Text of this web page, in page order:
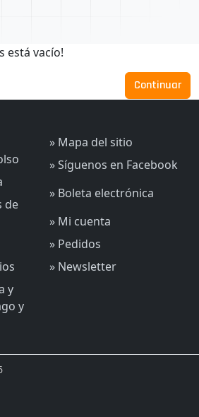
está vacío!
Continuar
de
y
y
» Mapa del sitio
» Síguenos en Facebook
» Boleta electrónica
» Mi cuenta
» Pedidos
» Newsletter